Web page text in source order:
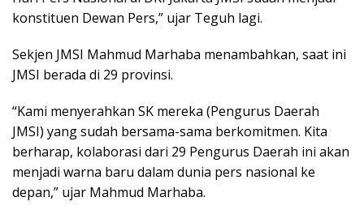
konstituen Dewan Pers,” ujar Teguh lagi.
Sekjen JMSI Mahmud Marhaba menambahkan, saat ini
JMSI berada di 29 provinsi.
“Kami menyerahkan SK mereka (Pengurus Daerah
JMSI) yang sudah bersama-sama berkomitmen. Kita
berharap, kolaborasi dari 29 Pengurus Daerah ini akan
menjadi warna baru dalam dunia pers nasional ke
depan,” ujar Mahmud Marhaba.